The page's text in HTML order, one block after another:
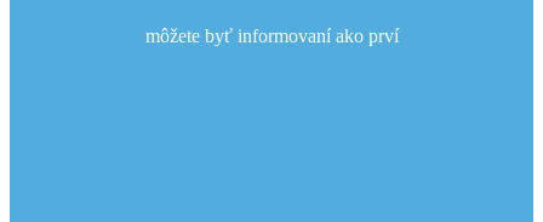
môžete byť informovaní ako prví